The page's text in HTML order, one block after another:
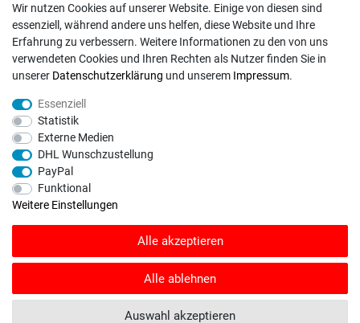
Vorkasse
DHL
Deutsche Post
Bei Fragen wenden Sie sich direkt an unser Service-Team.
Montag - Freitag, 09:00 - 18:00
info@rasentraktoren-motoren.de
MA-Versand GmbH, 53925 Kall, In der Laach 1-3
Unser Unternehmen sammelt über den unabhängigen Dienstleister
SHOPVOTE Bewertungen. SHOPVOTE setzt automatische und manuelle
von Kundenbewertungen auf SHOPVOTE finden Sie hier.
Wir nutzen Cookies auf unserer Website. Einige von diesen sind
essenziell, während andere uns helfen, diese Website und Ihre
Erfahrung zu verbessern. Weitere Informationen zu den von uns
verwendeten Cookies und Ihren Rechten als Nutzer finden Sie in
unserer Daten­schutz­erklärung und unserem Impressum.
Essenziell
Statistik
Externe Medien
DHL Wunschzustellung
PayPal
Funktional
Weitere Einstellungen
Alle akzeptieren
Alle ablehnen
Auswahl akzeptieren